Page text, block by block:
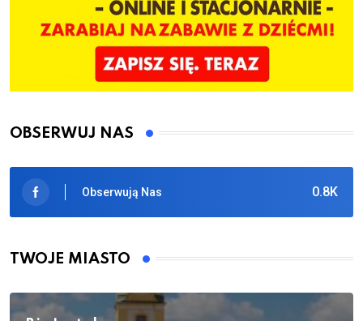
OBSERWUJ NAS
0.8K
Obserwują Nas
TWOJE MIASTO